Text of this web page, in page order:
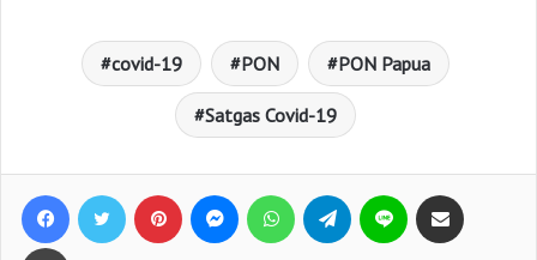
covid-19 PON PON Papua
Satgas Covid-19